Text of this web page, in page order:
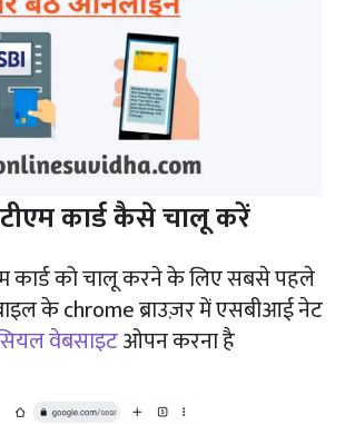
कार्ड कैसे चालू करें
कार्ड को चालू करने के लिए सबसे पहले
के chrome ब्राउज़र में एसबीआई नेट
वेबसाइटओपन करना है